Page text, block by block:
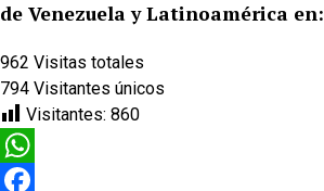
de Venezuela y Latinoamérica en:
962 Visitas totales
794 Visitantes únicos
Visitantes: 860
WhatsApp